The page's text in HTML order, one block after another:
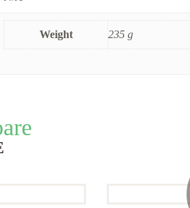
Weight 235 g